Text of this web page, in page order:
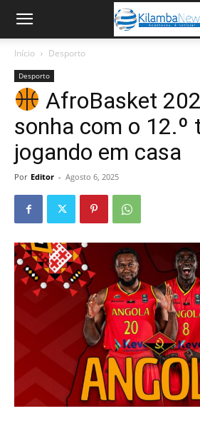
Início Desporto
Desporto
AfroBasket
sonha com o 12.º
jogando em casa
Por Editor - Agosto 6, 2025